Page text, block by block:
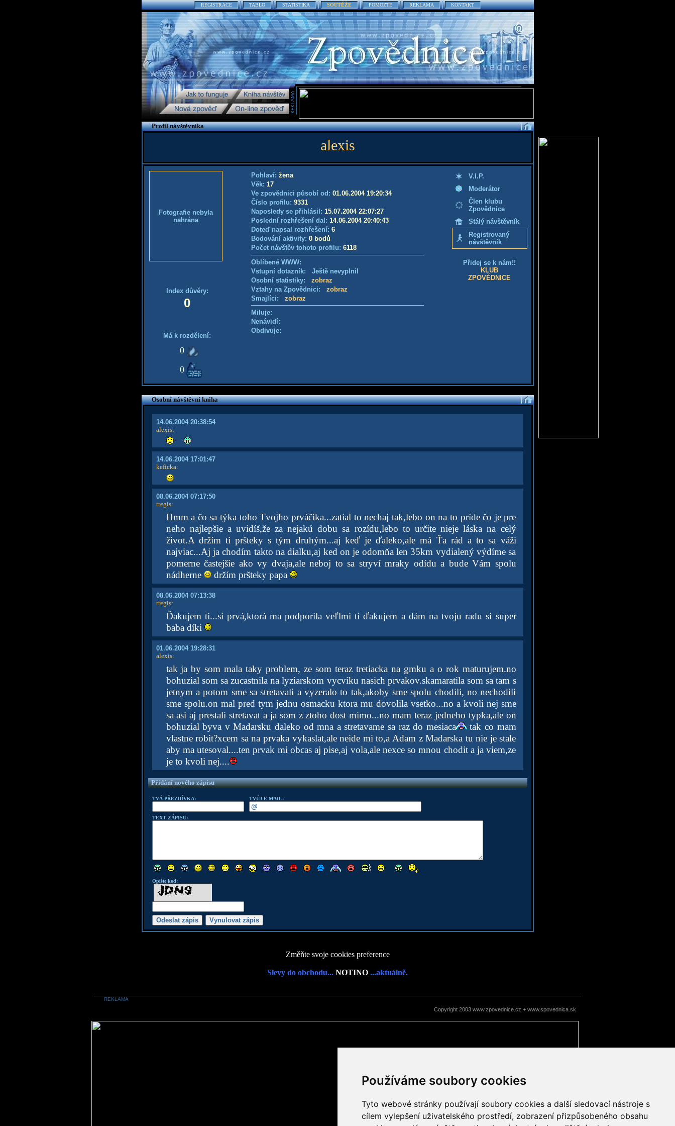
Používáme soubory cookies
Tyto webové stránky používají soubory cookies a další sledovací nástroje s
cílem vylepšení uživatelského prostředí, zobrazení přizpůsobeného obsahu
REGISTRACE TABLO STATISTIKA SOUTĚŽE POMOZTE REKLAMA KONTAKT
Profil návštěvníka
alexis
Fotografie nebyla
nahrána
Index důvěry:
0
Má k rozdělení:
0
0
Pohlaví: žena
Věk: 17
Ve zpovědnici působí od: 01.06.2004 19:20:34
Číslo profilu: 9331
Naposledy se přihlásil: 15.07.2004 22:07:27
Poslední rozhřešení dal: 14.06.2004 20:40:43
Doteď napsal rozhřešení: 6
Bodování aktivity: 0 bodů
Počet návštěv tohoto profilu: 6118
Oblíbené WWW:
Vstupní dotazník: Ještě nevyplnil
Osobní statistiky: zobraz
Vztahy na Zpovědnici: zobraz
Smajlíci: zobraz
Miluje:
Nenávidí:
Obdivuje:
V.I.P.
Moderátor
Člen klubu
Zpovědnice
Stálý návštěvník
Registrovaný
návštěvník
Přidej se k nám!!
KLUB
ZPOVĚDNICE
Osobní návštěvní kniha
14.06.2004 20:38:54
alexis:
14.06.2004 17:01:47
keficka:
08.06.2004 07:17:50
tregis:
Hmm a čo sa týka toho Tvojho prváčika...zatial to nechaj tak,lebo on na to príde čo je pre
neho najlepšie a uvidíš,že za nejakú dobu sa rozídu,lebo to určite nieje láska na celý
život.A držím ti pršteky s tým druhým...aj keď je ďaleko,ale má Ťa rád a to sa váži
najviac...Aj ja chodím takto na dialku,aj ked on je odomňa len 35km vydialený výdíme sa
pomerne častejšie ako vy dvaja,ale neboj to sa stryví mraky odídu a bude Vám spolu
nádherne
držím pršteky papa
08.06.2004 07:13:38
tregis:
Ďakujem ti...si prvá,ktorá ma podporila veľlmi ti ďakujem a dám na tvoju radu si super
baba díki
01.06.2004 19:28:31
alexis:
tak ja by som mala taky problem, ze som teraz tretiacka na gmku a o rok maturujem.no
bohuzial som sa zucastnila na lyziarskom vycviku nasich prvakov.skamaratila som sa tam s
jetnym a potom sme sa stretavali a vyzeralo to tak,akoby sme spolu chodili, no nechodili
sme spolu.on mal pred tym jednu osmacku ktora mu dovolila vsetko...no a kvoli nej sme
sa asi aj prestali stretavat a ja som z ztoho dost mimo...no mam teraz jedneho typka,ale on
bohuzial byva v Madarsku daleko od mna a stretavame sa raz do mesiaca
tak co mam
vlastne robit?xcem sa na prvaka vykaslat,ale neide mi to,a Adam z Madarska tu nie je stale
aby ma utesoval....ten prvak mi obcas aj pise,aj vola,ale nexce so mnou chodit a ja viem,ze
je to kvoli nej....
Přidání nového zápisu
TVÁ PŘEZDÍVKA: TVŮJ E-MAIL:
TEXT ZÁPISU:
Opište kod:
Změňte svoje cookies preference
Slevy do obchodu... NOTINO ...aktuálně.
REKLAMA
Copyright 2003 www.zpovednice.cz + www.spovednica.sk